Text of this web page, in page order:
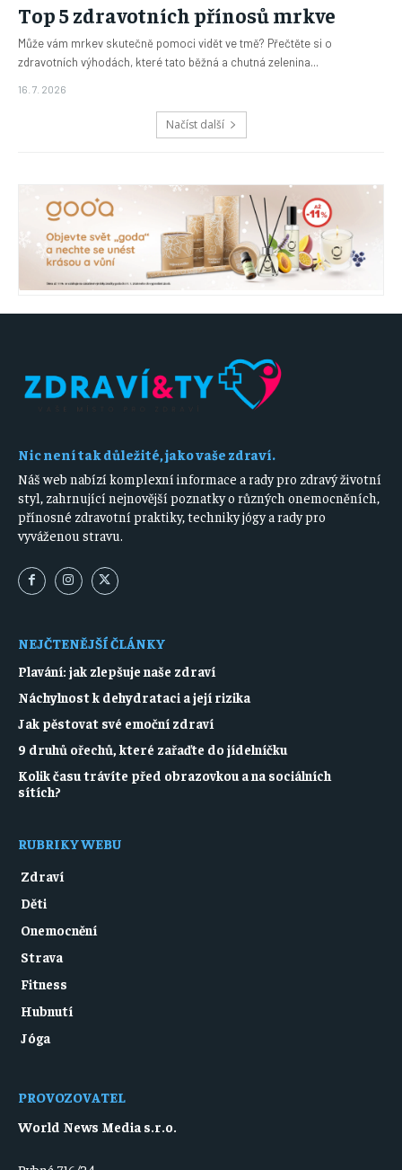
Top 5 zdravotních přínosů mrkve
Může vám mrkev skutečně pomoci vidět ve tmě? Přečtěte si o
zdravotních výhodách, které tato běžná a chutná zelenina...
16. 7. 2026
Načíst další
Nic není tak důležité, jako vaše zdraví.
Náš web nabízí komplexní informace a rady pro zdravý životní
styl, zahrnující nejnovější poznatky o různých onemocněních,
přínosné zdravotní praktiky, techniky jógy a rady pro
vyváženou stravu.
NEJČTENĚJŠÍ ČLÁNKY
Plavání: jak zlepšuje naše zdraví
Náchylnost k dehydrataci a její rizika
Jak pěstovat své emoční zdraví
9 druhů ořechů, které zařaďte do jídelníčku
Kolik času trávíte před obrazovkou a na sociálních
sítích?
RUBRIKY WEBU
Zdraví
Děti
Onemocnění
Strava
Fitness
Hubnutí
Jóga
PROVOZOVATEL
World News Media s.r.o.